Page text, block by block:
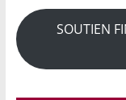
SOUTIEN